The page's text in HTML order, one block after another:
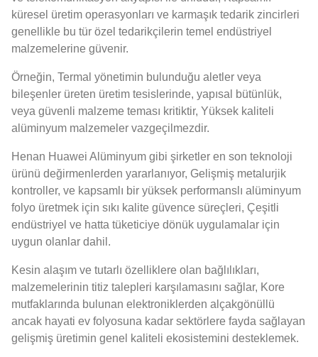
küresel üretim operasyonları ve karmaşık tedarik zincirleri
genellikle bu tür özel tedarikçilerin temel endüstriyel
malzemelerine güvenir.
Örneğin, Termal yönetimin bulunduğu aletler veya
bileşenler üreten üretim tesislerinde, yapısal bütünlük,
veya güvenli malzeme teması kritiktir, Yüksek kaliteli
alüminyum malzemeler vazgeçilmezdir.
Henan Huawei Alüminyum gibi şirketler en son teknoloji
ürünü değirmenlerden yararlanıyor, Gelişmiş metalurjik
kontroller, ve kapsamlı bir yüksek performanslı alüminyum
folyo üretmek için sıkı kalite güvence süreçleri, Çeşitli
endüstriyel ve hatta tüketiciye dönük uygulamalar için
uygun olanlar dahil.
Kesin alaşım ve tutarlı özelliklere olan bağlılıkları,
malzemelerinin titiz talepleri karşılamasını sağlar, Kore
mutfaklarında bulunan elektroniklerden alçakgönüllü
ancak hayati ev folyosuna kadar sektörlere fayda sağlayan
gelişmiş üretimin genel kaliteli ekosistemini desteklemek.